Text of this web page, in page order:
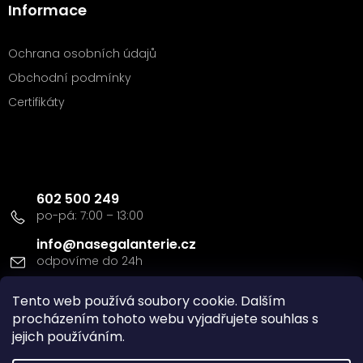
Tento web používá soubory cookie. Dalším
procházením tohoto webu vyjadřujete souhlas s
jejich používáním.
Informace
Ochrana osobních údajů
Obchodní podmínky
Certifikáty
info@nasegalanterie.cz
602 500 249
Doprava a platba